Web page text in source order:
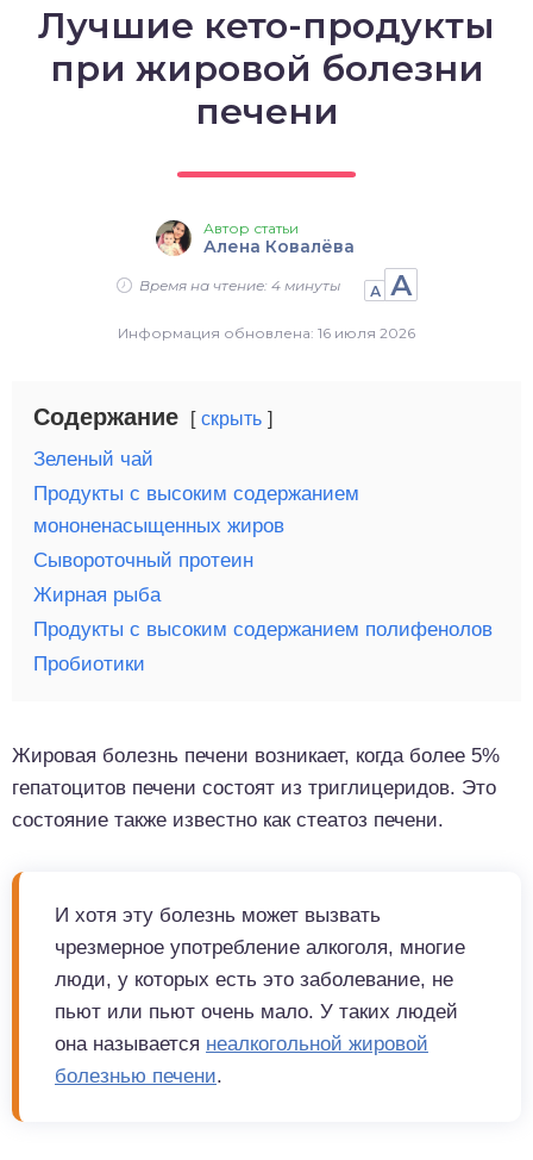
Лучшие кето-продукты
при жировой болезни
печени
Автор статьи
Алена Ковалёва
Время на чтение: 4 минуты А А
Информация обновлена: 16 июля 2026
Содержание скрыть
Зеленый чай
Продукты с высоким содержанием
мононенасыщенных жиров
Сывороточный протеин
Жирная рыба
Продукты с высоким содержанием полифенолов
Пробиотики
Жировая болезнь печени возникает, когда более 5%
гепатоцитов печени состоят из триглицеридов. Это
состояние также известно как стеатоз печени.
И хотя эту болезнь может вызвать
чрезмерное употребление алкоголя, многие
люди, у которых есть это заболевание, не
пьют или пьют очень мало. У таких людей
она называется неалкогольной жировой
болезнью печени.
выпечка
десерты